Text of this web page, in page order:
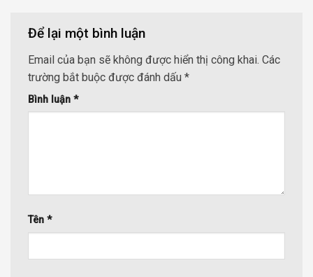
Để lại một bình luận
Email của bạn sẽ không được hiển thị công khai. Các
trường bắt buộc được đánh dấu *
Bình luận *
Tên *